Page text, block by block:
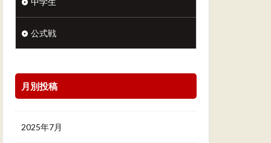
公式戦
月別投稿
2025年7月